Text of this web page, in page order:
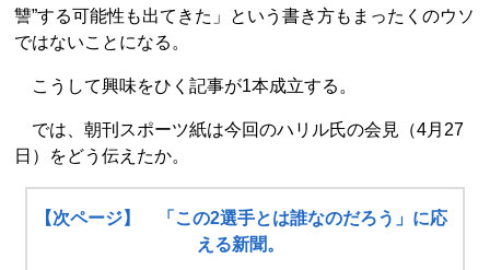
讐”する可能性も出てきた」という書き方もまったくのウソ
ではないことになる。
こうして興味をひく記事が1本成立する。
では、朝刊スポーツ紙は今回のハリル氏の会見（4月27
日）をどう伝えたか。
【次ページ】 「この2選手とは誰なのだろう」に応
える新聞。